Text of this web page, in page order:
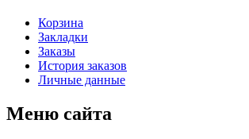
Корзина
Закладки
Заказы
История заказов
Личные данные
Меню сайта